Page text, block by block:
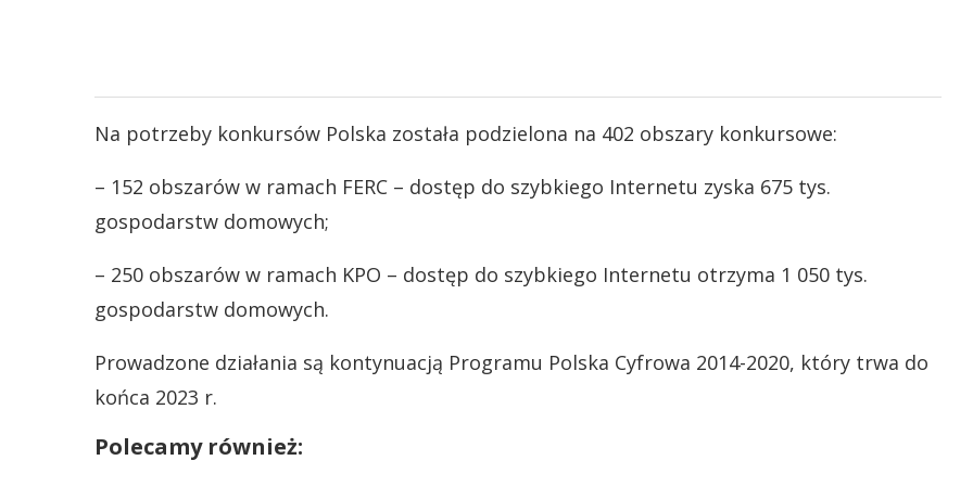
Na potrzeby konkursów Polska została podzielona na 402 obszary konkursowe:
– 152 obszarów w ramach FERC – dostęp do szybkiego Internetu zyska 675 tys.
gospodarstw domowych;
– 250 obszarów w ramach KPO – dostęp do szybkiego Internetu otrzyma 1 050 tys.
gospodarstw domowych.
Prowadzone działania są kontynuacją Programu Polska Cyfrowa 2014-2020, który trwa do
końca 2023 r.
Polecamy również: